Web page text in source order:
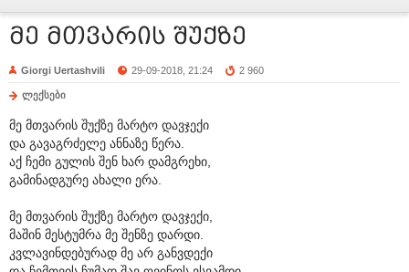
მე მთვარის შუქზე
Giorgi Uertashvili 29-09-2018, 21:24 2 960
ლექსები
მე მთვარის შუქზე მარტო დავჯექი
და გავაგრძელე ანნაზე წერა.
აქ ჩემი გულის შენ ხარ დამგრეხი,
გამინადგურე ახალი ერა.
მე მთვარის შუქზე მარტო დავჯექი,
მაშინ მესტუმრა მე შენზე დარდი.
კვლავინდებურად მე არ განვდექი